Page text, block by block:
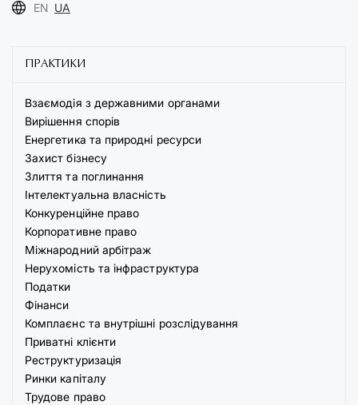
EN UA
ПРАКТИКИ
Взаємодія з державними органами
Вирішення спорів
Енергетика та природні ресурси
Захист бізнесу
Злиття та поглинання
Інтелектуальна власність
Конкуренційне право
Корпоративне право
Міжнародний арбітраж
Нерухомість та інфраструктура
Податки
Фінанси
Комплаєнс та внутрішні розслідування
Приватні клієнти
Реструктуризація
Ринки капіталу
Трудове право